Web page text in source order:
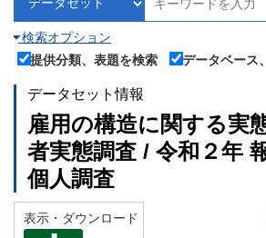
検索オプション
提供分類、表題を検索
データベース
データセット情報
雇用の構造に関する実
者実態調査 / 令和２年
個人調査
表示・ダウンロード